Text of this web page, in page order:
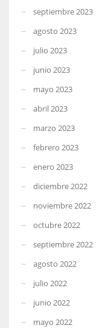
septiembre 2023
agosto 2023
julio 2023
junio 2023
mayo 2023
abril 2023
marzo 2023
febrero 2023
enero 2023
diciembre 2022
noviembre 2022
octubre 2022
septiembre 2022
agosto 2022
julio 2022
junio 2022
mayo 2022